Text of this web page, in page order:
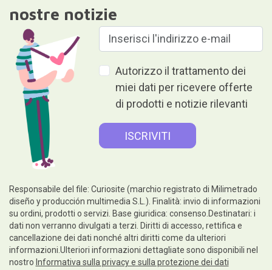
nostre notizie
Autorizzo il trattamento dei
miei dati per ricevere offerte
di prodotti e notizie rilevanti
Responsabile del file: Curiosite (marchio registrato di Milimetrado
diseño y producción multimedia S.L.). Finalità: invio di informazioni
su ordini, prodotti o servizi. Base giuridica: consenso.Destinatari: i
dati non verranno divulgati a terzi. Diritti di accesso, rettifica e
cancellazione dei dati nonché altri diritti come da ulteriori
informazioni.Ulteriori informazioni dettagliate sono disponibili nel
nostro Informativa sulla privacy e sulla protezione dei dati